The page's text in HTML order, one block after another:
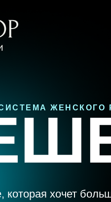
которая хочет
ЖЕНСКОГО